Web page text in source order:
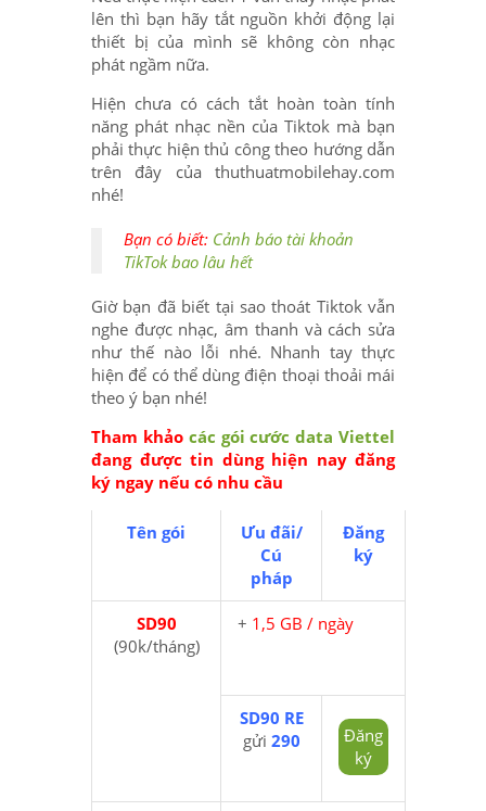
lên thì bạn hãy tắt nguồn khởi động lại
thiết bị của mình sẽ không còn nhạc
phát ngầm nữa.
Hiện chưa có cách tắt hoàn toàn tính
năng phát nhạc nền của Tiktok mà bạn
phải thực hiện thủ công theo hướng dẫn
trên đây của thuthuatmobilehay.com
nhé!
Bạn có biết: Cảnh báo tài khoản
TikTok bao lâu hết
Giờ bạn đã biết tại sao thoát Tiktok vẫn
nghe được nhạc, âm thanh và cách sửa
như thế nào lỗi nhé. Nhanh tay thực
hiện để có thể dùng điện thoại thoải mái
theo ý bạn nhé!
Tham khảo các gói cước data Viettel
đang được tin dùng hiện nay đăng
ký ngay nếu có nhu cầu
Tên gói
Ưu đãi/
Cú
pháp
Đăng
ký
SD90
(90k/tháng)
+ 1,5 GB / ngày
SD90 RE
gửi 290
Đăng
ký